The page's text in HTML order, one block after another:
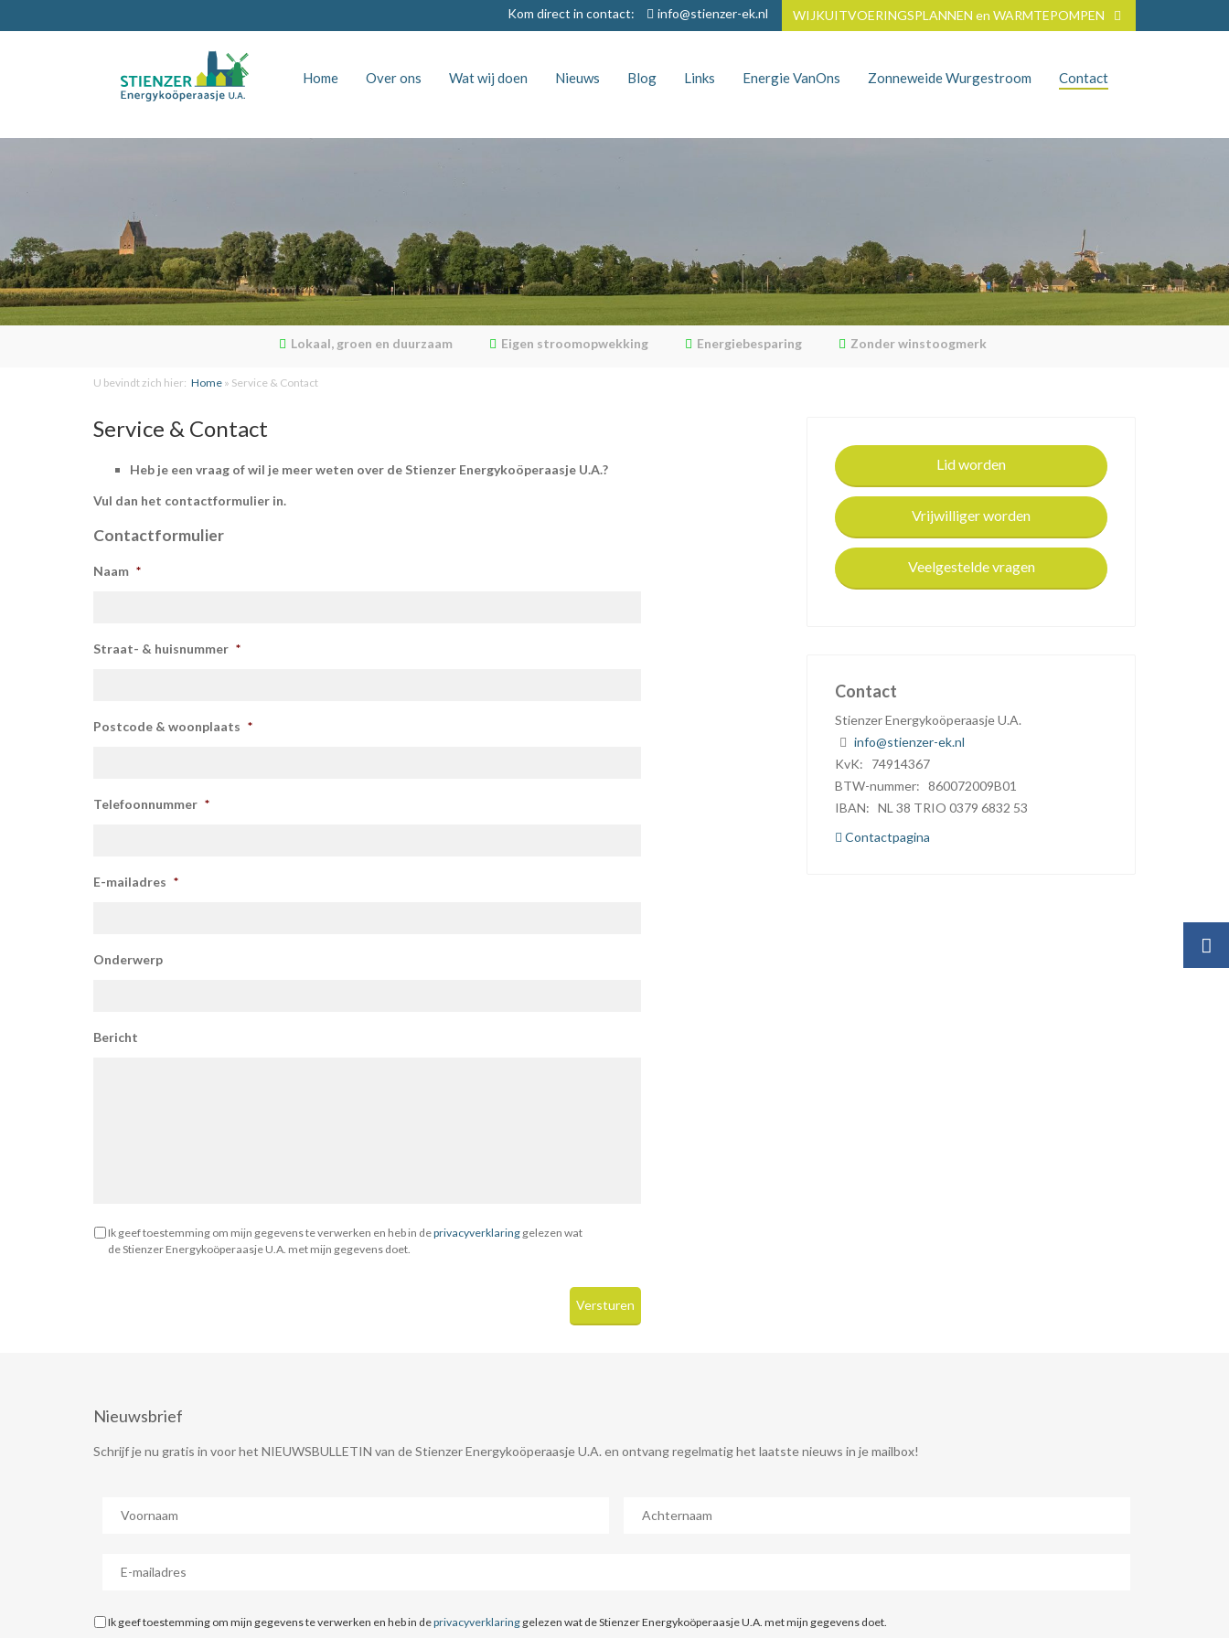
WIJKUITVOERINGSPLANNEN en WARMTEPOMPEN
Kom direct in contact: info@stienzer-ek.nl
Home Over ons Wat wij doen Nieuws Blog Links Energie VanOns Zonneweide Wurgestroom Contact
Lokaal, groen en duurzaam Eigen stroomopwekking Energiebesparing Zonder winstoogmerk
U bevindt zich hier: Home » Service & Contact
Service & Contact
Heb je een vraag of wil je meer weten over de Stienzer Energykoöperaasje U.A.?
Vul dan het contactformulier in.
Contactformulier
Naam *
Straat- & huisnummer *
Postcode & woonplaats *
Telefoonnummer *
E-mailadres *
Onderwerp
Bericht
Ik geef toestemming om mijn gegevens te verwerken en heb in deprivacyverklaring gelezen wat
de Stienzer Energykoöperaasje U.A. met mijn gegevens doet.
Lid worden
Vrijwilliger worden
Veelgestelde vragen
Contact
Stienzer Energykoöperaasje U.A.
info@stienzer-ek.nl
KvK: 74914367
BTW-nummer: 860072009B01
IBAN: NL 38 TRIO 0379 6832 53
Contactpagina
Nieuwsbrief
Schrijf je nu gratis in voor het NIEUWSBULLETIN van de Stienzer Energykoöperaasje U.A. en ontvang regelmatig het laatste nieuws in je mailbox!
mailadres *
* Ik geef toestemming om mijn gegevens te verwerken en heb in deprivacyverklaring gelezen wat de Stienzer Energykoöperaasje U.A. met mijn gegevens doet.